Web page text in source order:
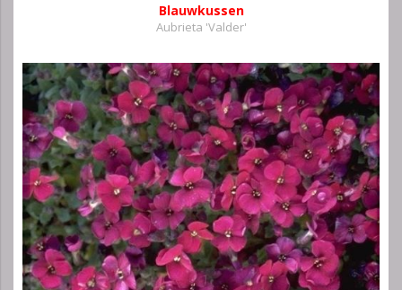
Blauwkussen
Aubrieta 'Valder'